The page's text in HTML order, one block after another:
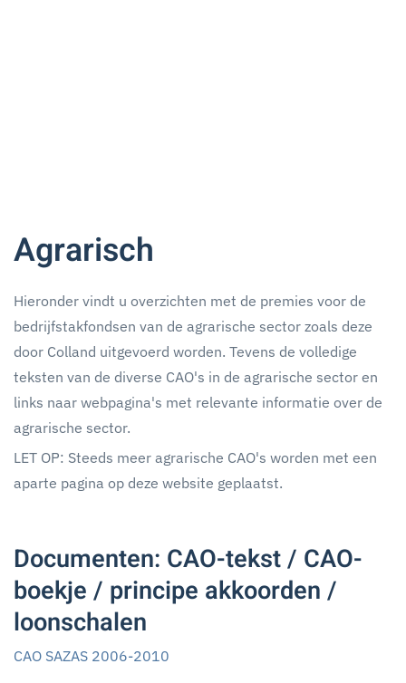
Agrarisch
Hieronder vindt u overzichten met de premies voor de
bedrijfstakfondsen van de agrarische sector zoals deze
door Colland uitgevoerd worden. Tevens de volledige
teksten van de diverse CAO's in de agrarische sector en
links naar webpagina's met relevante informatie over de
agrarische sector.
LET OP: Steeds meer agrarische CAO's worden met een
aparte pagina op deze website geplaatst.
Documenten: CAO-tekst / CAO-
boekje / principe akkoorden /
loonschalen
CAO SAZAS 2006-2010